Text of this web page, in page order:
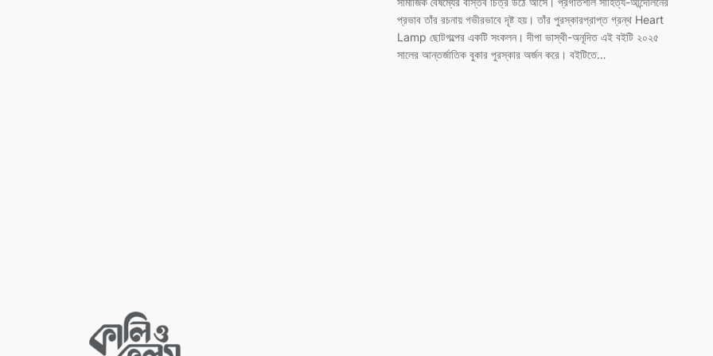
প্রভাব তাঁর রচনায় গভীরভাবে দৃষ্ট হয়। তাঁর পুরস্কারপ্রাপ্ত গ্রন্থ Heart
Lamp ছোটগল্পের একটি সংকলন। দীপা ভাস্থী-অনূদিত এই বইটি ২০২৫
সালের আন্তর্জাতিক বুকার পুরস্কার অর্জন করে। বইটিতে…